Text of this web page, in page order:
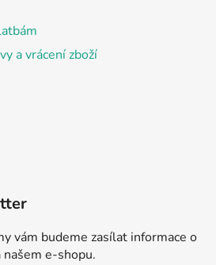
a vrácení zboží
vám budeme zasílat informace o
e-shopu.